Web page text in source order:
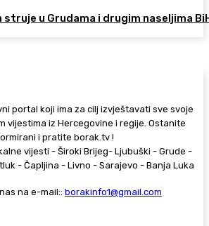
struje u Grudama i drugim naseljima
portal koji ima za cilj izvještavati sve svoje
vijestima iz Hercegovine i regije. Ostanite
i pratite borak.tv !
vijesti - Široki Brijeg- Ljubuški - Grude -
- Čapljina - Livno - Sarajevo - Banja Luka
na e-mail:: borakinfo1@gmail.com